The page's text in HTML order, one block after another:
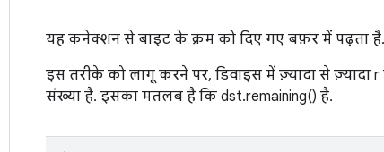
यह कनेक्शन से बाइट के क्रम को दिए गए बफ़र में पढ़ता है.
इस तरीके को लागू करने पर, डिवाइस में ज़्यादा से
संख्या है. इसका मतलब है कि dst.remaining() है.